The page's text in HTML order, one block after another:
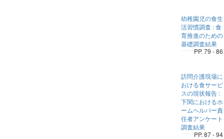
幼稚園児の食生
活習慣調査 : 食
育推進のための
基礎調査結果
PP. 79 - 86
訪問介護現場に
おける食サービ
スの現状報告 :
下関におけるホ
ームヘルパー責
任者アンケート
調査結果
PP. 87 - 94